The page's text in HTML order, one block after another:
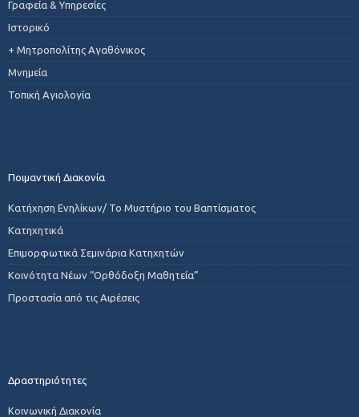
Γραφεία & Υπηρεσίες
Ιστορικό
+ Μητροπολίτης Αγαθόνικος
Μνημεία
Τοπική Αγιολογία
Ποιμαντική Διακονία
Κατήχηση Ενηλίκων/ Το Μυστήριο του Βαπτίσματος
Κατηχητικά
Επιμορφωτικά Σεμινάρια Κατηχητών
Κοινότητα Νέων “Ορθόδοξη Μαθητεία”
Προστασία από τις Αιρέσεις
Δραστηριότητες
Κοινωνική Διακονία